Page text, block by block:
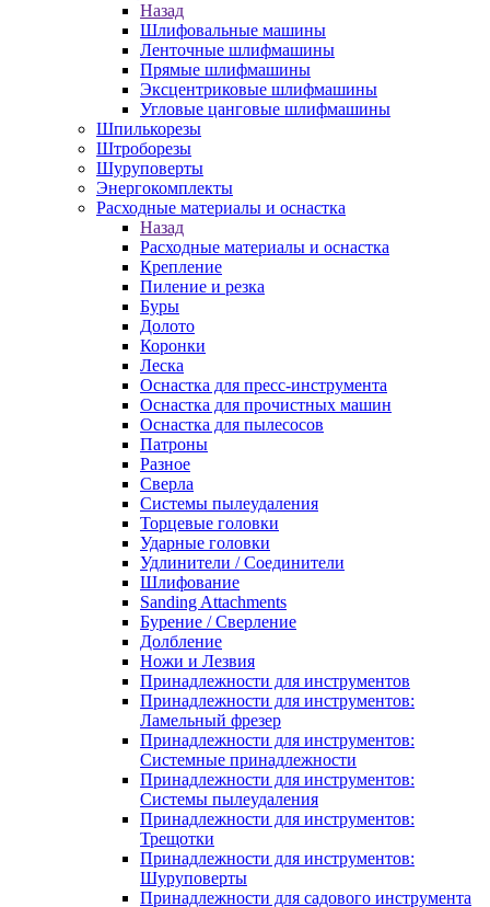
Назад
Шлифовальные машины
Ленточные шлифмашины
Прямые шлифмашины
Эксцентриковые шлифмашины
Угловые цанговые шлифмашины
Шпилькорезы
Штроборезы
Шуруповерты
Энергокомплекты
Расходные материалы и оснастка
Назад
Расходные материалы и оснастка
Крепление
Пиление и резка
Буры
Долото
Коронки
Леска
Оснастка для пресс-инструмента
Оснастка для прочистных машин
Оснастка для пылесосов
Патроны
Разное
Сверла
Системы пылеудаления
Торцевые головки
Ударные головки
Удлинители / Соединители
Шлифование
Sanding Attachments
Бурение / Сверление
Долбление
Ножи и Лезвия
Принадлежности для инструментов
Принадлежности для инструментов:
Ламельный фрезер
Принадлежности для инструментов:
Системные принадлежности
Принадлежности для инструментов:
Системы пылеудаления
Принадлежности для инструментов:
Трещотки
Принадлежности для инструментов:
Шуруповерты
Принадлежности для садового инструмента